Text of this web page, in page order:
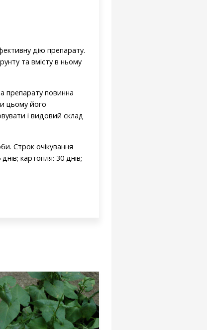
дію препарату.
та вмісту в ньому
препарату повинна
цьому його
і видовий склад
Строк очікування
картопля: 30 днів;